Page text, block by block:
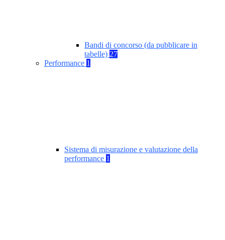
Bandi di concorso (da pubblicare in
tabelle) 27
Performance 1
Sistema di misurazione e valutazione della
performance 1